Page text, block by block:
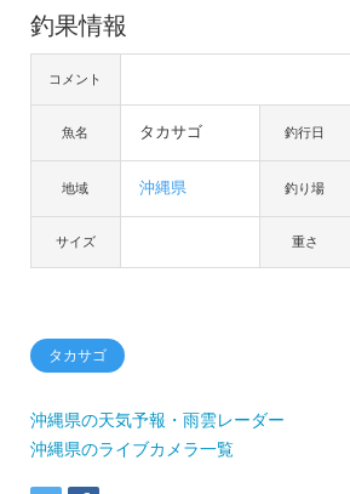
釣果情報
コメント
魚名 タカサゴ 釣行日
地域 沖縄県 釣り場
サイズ 重さ
タカサゴ
沖縄県の天気予報・雨雲レーダー
沖縄県のライブカメラ一覧